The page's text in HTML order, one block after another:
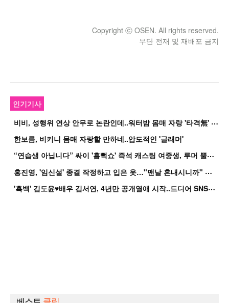
Copyright ⓒ OSEN. All rights reserved.
무단 전재 및 재배포 금지
인기기사
비
비, 성행위 연상 안무로 논란인데..워터밤 몸매 자랑 '타격無' 근황
한보름, 비키니 몸매 자랑할 만하네..압도적인 '글래머'
“
연습생 아닙니다” 싸이 '흠뻑쇼' 즉석 캐스팅 여중생, 루머 뿔났다[Oh!쎈 이...
홍
진영, '임신설' 종결 작정하고 입은 옷…"맨날 혼내시니까" 억울
'
흑백' 김도윤♥배우 김서연, 4년만 공개열애 시작..드디어 SNS에 노출 [핫피...